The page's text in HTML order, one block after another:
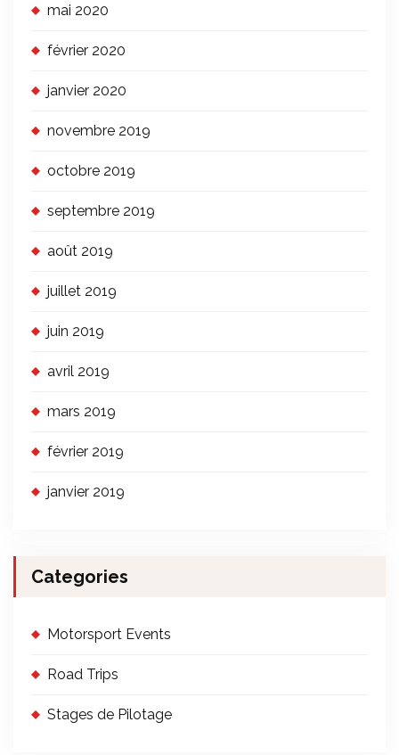
mai 2020
février 2020
janvier 2020
novembre 2019
octobre 2019
septembre 2019
août 2019
juillet 2019
juin 2019
avril 2019
mars 2019
février 2019
janvier 2019
Categories
Motorsport Events
Road Trips
Stages de Pilotage